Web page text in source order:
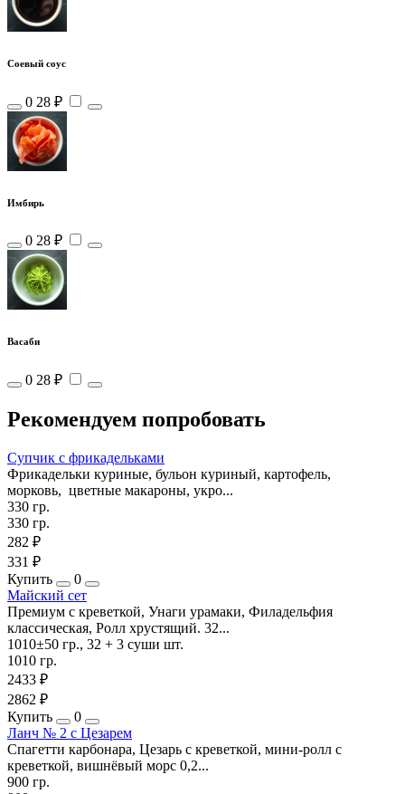
Соевый соус
0 28 ₽
Имбирь
0 28 ₽
Васаби
0 28 ₽
Рекомендуем попробовать
Супчик с фрикадельками
Фрикадельки куриные, бульон куриный, картофель,
морковь, цветные макароны, укро...
330 гр.
330 гр.
282 ₽
331 ₽
Купить
0
Майский сет
Премиум с креветкой, Унаги урамаки, Филадельфия
классическая, Ролл хрустящий. 32...
1010±50 гр., 32 + 3 суши шт.
1010 гр.
2433 ₽
2862 ₽
Купить
0
Ланч № 2 с Цезарем
Спагетти карбонара, Цезарь с креветкой, мини-ролл с
креветкой, вишнёвый морс 0,2...
900 гр.